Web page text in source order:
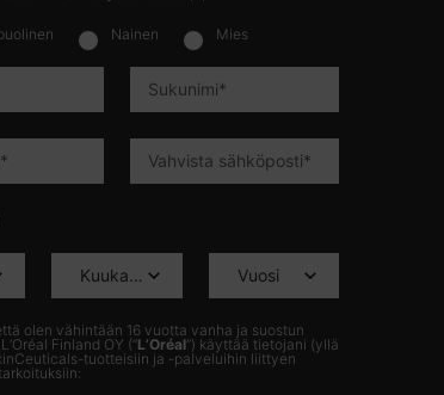
Nainen Mies
Sukunimi*
* Vahvista sähköposti*
olen vähintään 16 vuotta vanha ja suostun
Finland OY (“L’Oréal”) käyttää tietojani (yllä
tuotteisiin ja -palveluihin liittyen